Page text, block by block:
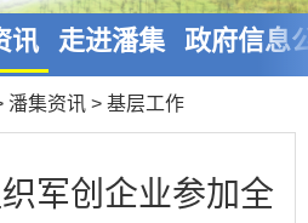
讯 走进潘集 政府信息
潘集资讯 > 基层工作
军创企业参加全